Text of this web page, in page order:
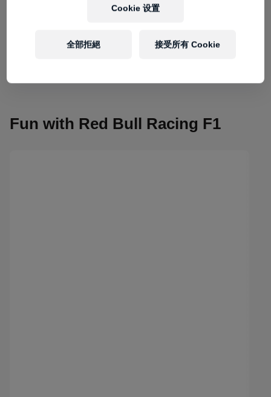
Fun with Red Bull Racing F1
Cookie 设置
全部拒絕 接受所有 Cookie